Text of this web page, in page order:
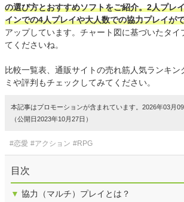
の選び方とおすすめソフトをご紹介。2人プレ
インでの4人プレイや大人数での協力プレイが
アップしています。チャート図に基づいたタイ
てくださいね。
比較一覧表、通販サイトの売れ筋人気ランキン
ミや評判もチェックしてみてください。
本記事はプロモーションが含まれています。2026年03月
（公開日2023年10月27日）
#恋愛 #アクション #RPG
目次
▼ 協力（マルチ）プレイとは？